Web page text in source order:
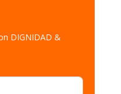
DIGNIDAD &